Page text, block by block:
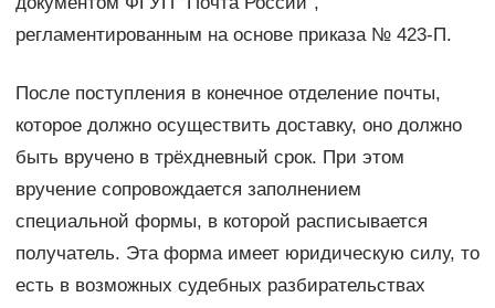
регламентированным на основе приказа № 423-П.
После поступления в конечное отделение почты,
которое должно осуществить доставку, оно должно
быть вручено в трёхдневный срок. При этом
вручение сопровождается заполнением
специальной формы, в которой расписывается
получатель. Эта форма имеет юридическую силу, то
есть в возможных судебных разбирательствах